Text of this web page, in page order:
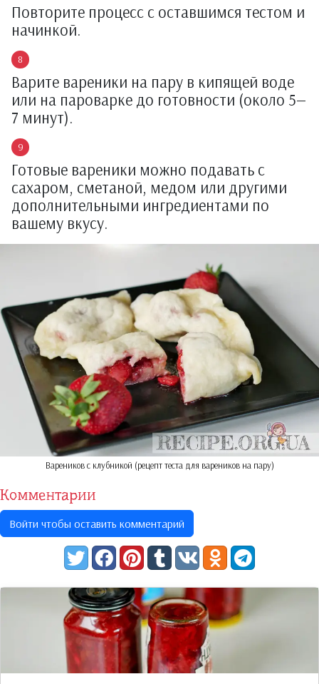
Повторите процесс с оставшимся тестом и
начинкой.
Варите вареники на пару в кипящей воде
или на пароварке до готовности (около 5—
7 минут).
Готовые вареники можно подавать с
сахаром, сметаной, медом или другими
дополнительными ингредиентами по
вашему вкусу.
Вареников с клубникой (рецепт теста для вареников на пару)
Комментарии
Войти чтобы оставить комментарий